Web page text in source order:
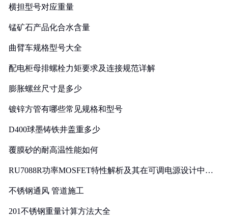
横担型号对应重量
锰矿石产品化合水含量
曲臂车规格型号大全
配电柜母排螺栓力矩要求及连接规范详解
膨胀螺丝尺寸是多少
镀锌方管有哪些常见规格和型号
D400球墨铸铁井盖重多少
覆膜砂的耐高温性能如何
RU7088R功率MOSFET特性解析及其在可调电源设计中的
不锈钢通风 管道施工
201不锈钢重量计算方法大全